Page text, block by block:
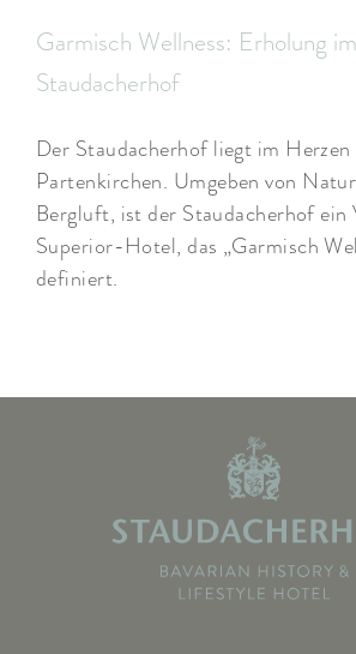
Garmisch Wellness: Erholung im
Staudacherhof
Der Staudacherhof liegt im
Partenkirchen. Umgeben von
Bergluft, ist der Staudacherhof
Superior-Hotel, das „Garmisch
definiert.